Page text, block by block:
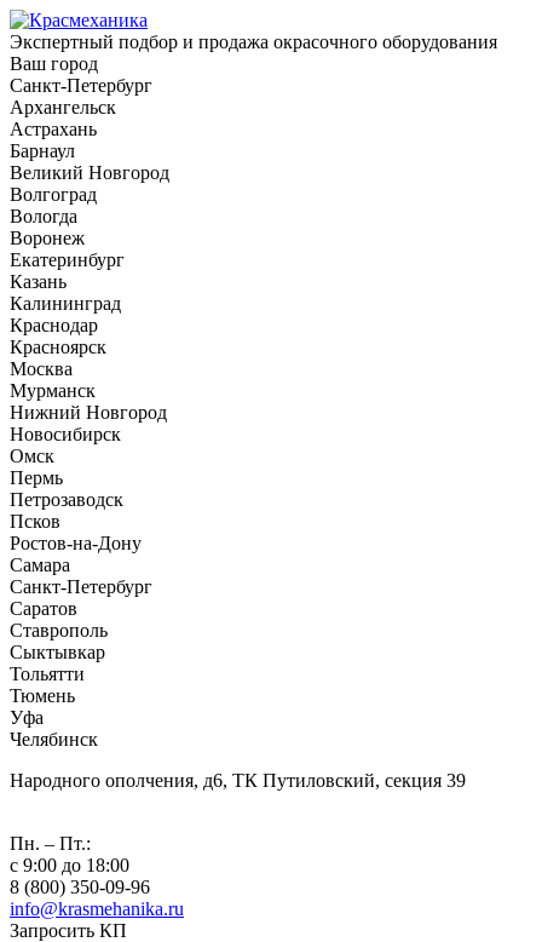
Экспертный подбор и продажа окрасочного оборудования
Ваш город
Санкт-Петербург
Архангельск
Астрахань
Барнаул
Великий Новгород
Волгоград
Вологда
Воронеж
Екатеринбург
Казань
Калининград
Краснодар
Красноярск
Москва
Мурманск
Нижний Новгород
Новосибирск
Омск
Пермь
Петрозаводск
Псков
Ростов-на-Дону
Самара
Санкт-Петербург
Саратов
Ставрополь
Сыктывкар
Тольятти
Тюмень
Уфа
Челябинск
Народного ополчения, д6, ТК Путиловский, секция 39
Пн. – Пт.:
с 9:00 до 18:00
8 (800) 350-09-96
info@krasmehanika.ru
Запросить КП